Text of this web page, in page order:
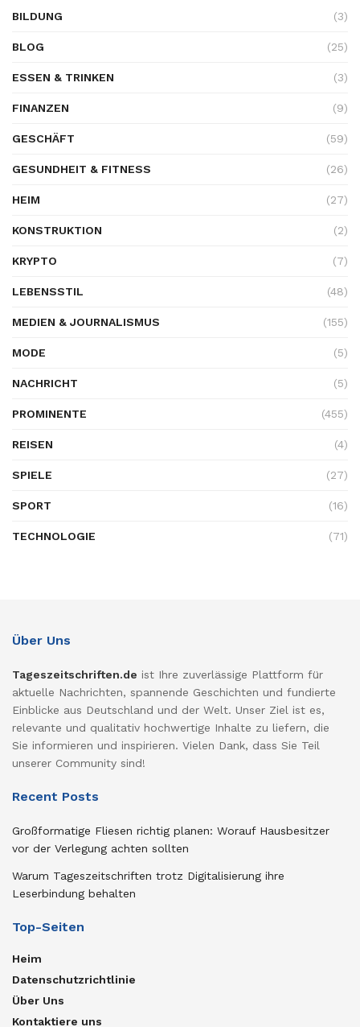
BILDUNG (3)
BLOG (25)
ESSEN & TRINKEN (3)
FINANZEN (9)
GESCHÄFT (59)
GESUNDHEIT & FITNESS (26)
HEIM (27)
KONSTRUKTION (2)
KRYPTO (7)
LEBENSSTIL (48)
MEDIEN & JOURNALISMUS (155)
MODE (5)
NACHRICHT (5)
PROMINENTE (455)
REISEN (4)
SPIELE (27)
SPORT (16)
TECHNOLOGIE (71)
Über Uns
Tageszeitschriften.de ist Ihre zuverlässige Plattform für
aktuelle Nachrichten, spannende Geschichten und fundierte
Einblicke aus Deutschland und der Welt. Unser Ziel ist es,
relevante und qualitativ hochwertige Inhalte zu liefern, die
Sie informieren und inspirieren. Vielen Dank, dass Sie Teil
unserer Community sind!
Recent Posts
Großformatige Fliesen richtig planen: Worauf Hausbesitzer
vor der Verlegung achten sollten
Warum Tageszeitschriften trotz Digitalisierung ihre
Leserbindung behalten
Top-Seiten
Heim
Datenschutzrichtlinie
Über Uns
Kontaktiere uns